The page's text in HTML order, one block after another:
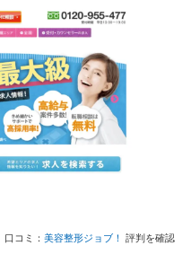
口コミ： 美容整形ジョブ！ 評判を確認